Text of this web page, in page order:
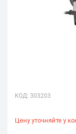
КОД: 303203
Цену уточняйте у